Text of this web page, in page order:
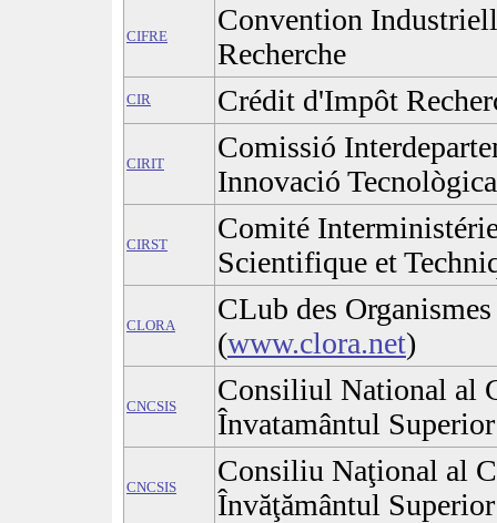
CIFRE
Convention
Recherche
CIR Crédit d'Impôt
CIRIT
Comissió
Innovació Tecnològica
CIRST
Comité
Scientifique et
CLORA
CLub des
(www.clora.net)
CNCSIS
Consiliul National al
Învatamântul Superior
CNCSIS
Consiliu Naţional al
Învăţământul Superior